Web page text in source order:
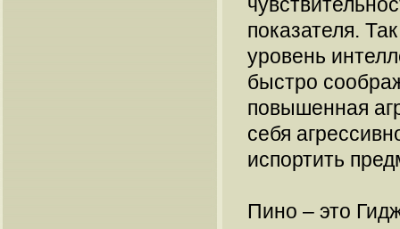
показателя.
уровень
быстро
повышенная
себя
испортить
Пино – это